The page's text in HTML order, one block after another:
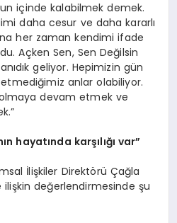
içinde kalabilmek demek.
daha cesur ve daha kararlı
her zaman kendimi ifade
Açken Sen, Sen Değilsin
geliyor. Hepimizin gün
anlar olabiliyor.
devam etmek ve
hayatında karşılığı var”
İlişkiler Direktörü Çağla
değerlendirmesinde şu